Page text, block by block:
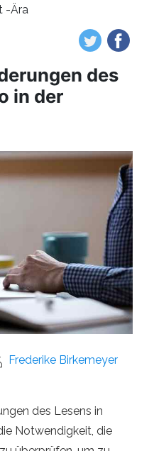
-Ära
des
in der
Frederike Birkemeyer
des Lesens in
Notwendigkeit, die